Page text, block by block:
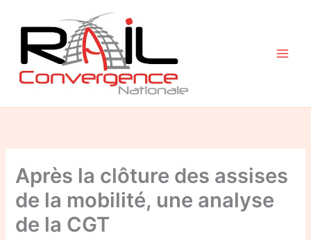
contenu
Après la clôture des assises
de la mobilité, une analyse
de la CGT